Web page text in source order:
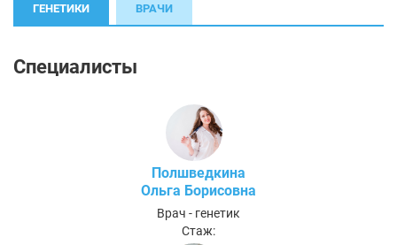
ГЕНЕТИКИ ВРАЧИ
Специалисты
Полшведкина
Ольга Борисовна
Врач - генетик
Стаж: